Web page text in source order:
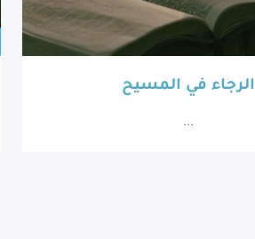
الرجاء في المسيح
...